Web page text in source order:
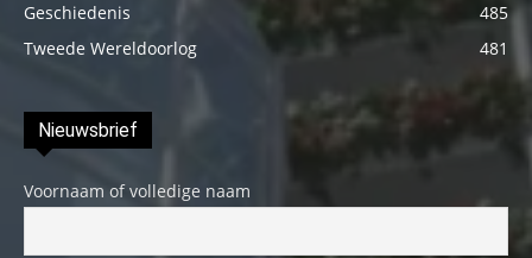
Geschiedenis
485
Tweede Wereldoorlog
481
Nieuwsbrief
Voornaam of volledige naam